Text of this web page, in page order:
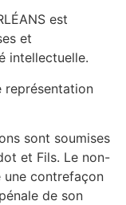
est
et
intellectuelle.
représentation
sont soumises
et Fils. Le non-
contrefaçon
de son